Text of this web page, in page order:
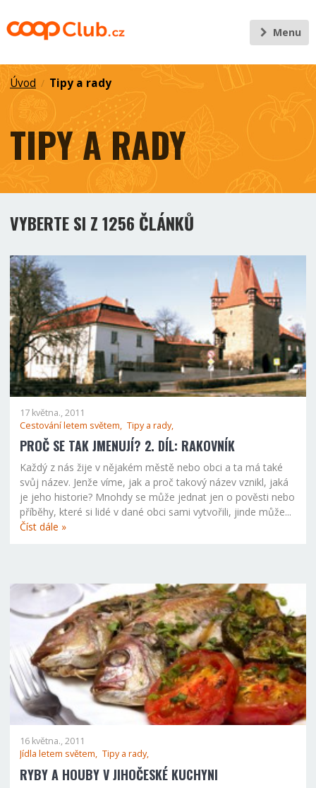
Menu
Úvod / Tipy a rady
TIPY A RADY
VYBERTE SI Z 1256 ČLÁNKŮ
17 května., 2011
Cestování letem světem, Tipy a rady,
PROČ SE TAK JMENUJÍ? 2. DÍL: RAKOVNÍK
Každý z nás žije v nějakém městě nebo obci a ta má také
svůj název. Jenže víme, jak a proč takový název vznikl, jaká
je jeho historie? Mnohdy se může jednat jen o pověsti nebo
příběhy, které si lidé v dané obci sami vytvořili, jinde může...
Číst dále »
16 května., 2011
Jídla letem světem, Tipy a rady,
RYBY A HOUBY V JIHOČESKÉ KUCHYNI